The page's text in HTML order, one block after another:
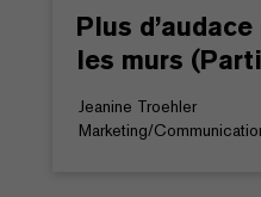
Plus
les murs
Jeanine Troehler
Marketing/